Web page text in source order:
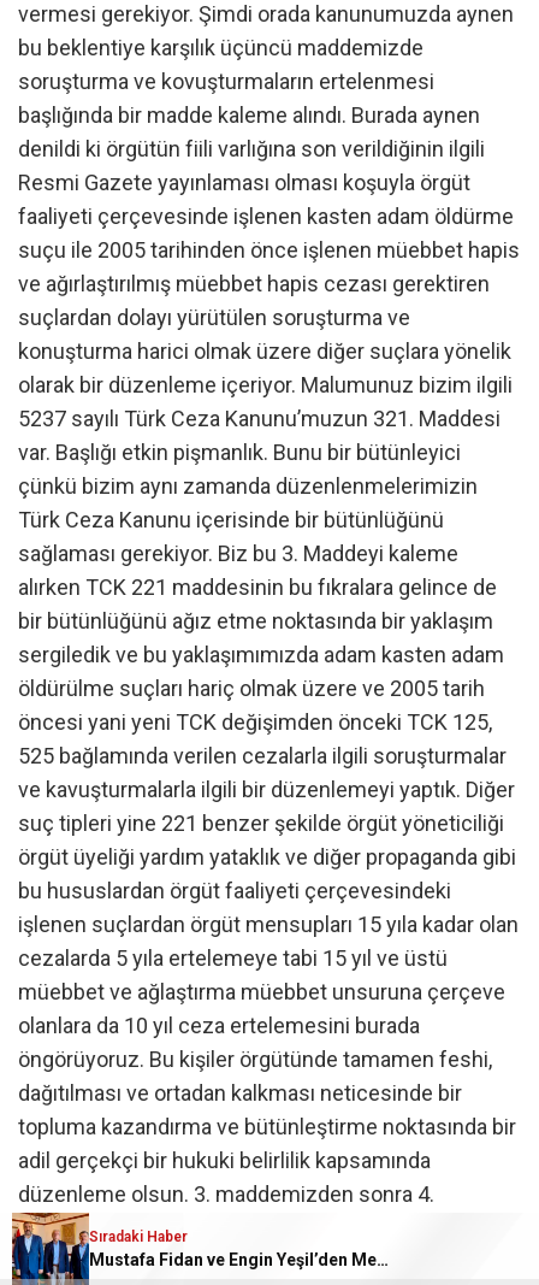
vermesi gerekiyor. Şimdi orada kanunumuzda aynen
bu beklentiye karşılık üçüncü maddemizde
soruşturma ve kovuşturmaların ertelenmesi
başlığında bir madde kaleme alındı. Burada aynen
denildi ki örgütün fiili varlığına son verildiğinin ilgili
Resmi Gazete yayınlaması olması koşuyla örgüt
faaliyeti çerçevesinde işlenen kasten adam öldürme
suçu ile 2005 tarihinden önce işlenen müebbet hapis
ve ağırlaştırılmış müebbet hapis cezası gerektiren
suçlardan dolayı yürütülen soruşturma ve
konuşturma harici olmak üzere diğer suçlara yönelik
olarak bir düzenleme içeriyor. Malumunuz bizim ilgili
5237 sayılı Türk Ceza Kanunu’muzun 321. Maddesi
var. Başlığı etkin pişmanlık. Bunu bir bütünleyici
çünkü bizim aynı zamanda düzenlenmelerimizin
Türk Ceza Kanunu içerisinde bir bütünlüğünü
sağlaması gerekiyor. Biz bu 3. Maddeyi kaleme
alırken TCK 221 maddesinin bu fıkralara gelince de
bir bütünlüğünü ağız etme noktasında bir yaklaşım
sergiledik ve bu yaklaşımımızda adam kasten adam
öldürülme suçları hariç olmak üzere ve 2005 tarih
öncesi yani yeni TCK değişimden önceki TCK 125,
525 bağlamında verilen cezalarla ilgili soruşturmalar
ve kavuşturmalarla ilgili bir düzenlemeyi yaptık. Diğer
suç tipleri yine 221 benzer şekilde örgüt yöneticiliği
örgüt üyeliği yardım yataklık ve diğer propaganda gibi
bu hususlardan örgüt faaliyeti çerçevesindeki
işlenen suçlardan örgüt mensupları 15 yıla kadar olan
cezalarda 5 yıla ertelemeye tabi 15 yıl ve üstü
müebbet ve ağlaştırma müebbet unsuruna çerçeve
olanlara da 10 yıl ceza ertelemesini burada
öngörüyoruz. Bu kişiler örgütünde tamamen feshi,
dağıtılması ve ortadan kalkması neticesinde bir
topluma kazandırma ve bütünleştirme noktasında bir
adil gerçekçi bir hukuki belirlilik kapsamında
düzenleme olsun. 3. maddemizden sonra 4.
maddemiz koruma tedbirleri ve kanun yolu
incelemesinde bulunan dosyalar hali hazırda
Sıradaki Haber
Mustafa Fidan ve Engin Yeşil’den Mehmet Mehdi Eker’e Ziyaret